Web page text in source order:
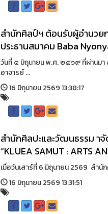
สำนักศิลป์ฯ ต้อนรับผู้อำนวย
ประธานสมาคม Baba
วันที่ ๕ มิถุนายน พ.ศ. ๒๕๖๙ ที่ผ่านม
อาจารย์ ...
16 มิถุนายน 2569 13:38:17
สำนักศิลปะและวัฒนธรรม า
“KLUEA SAMUT : ARTS
เมื่อวันเสาร์ที่ 6 มิถุนายน 2569 สำ
16 มิถุนายน 2569 13:31:51